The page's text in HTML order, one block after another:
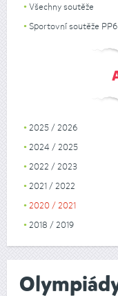
Všechny soutěže
Sportovní soutěže PP6
2025 / 2026
2024 / 2025
2022 / 2023
2021 / 2022
2020 / 2021
2018 / 2019